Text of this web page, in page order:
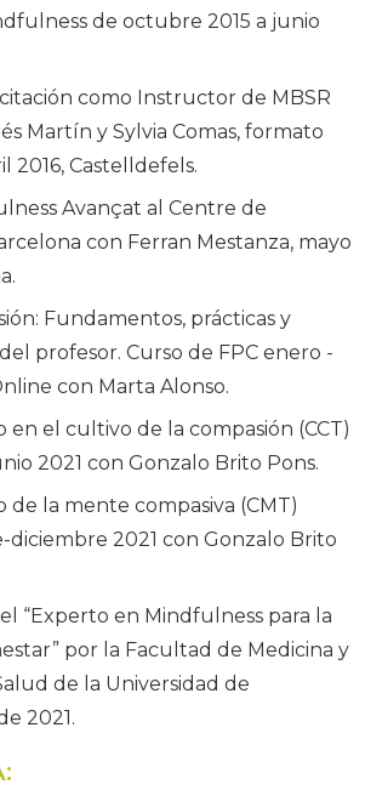
de octubre 2015 a junio
como Instructor de MBSR
Martín y Sylvia Comas, formato
2016, Castelldefels.
Avançat al Centre de
con Ferran Mestanza, mayo
Fundamentos, prácticas y
profesor. Curso de FPC enero -
con Marta Alonso.
el cultivo de la compasión (CCT)
2021 con Gonzalo Brito Pons.
la mente compasiva (CMT)
2021 con Gonzalo Brito
“Experto en Mindfulness para la
por la Facultad de Medicina y
de la Universidad de
2021.
: